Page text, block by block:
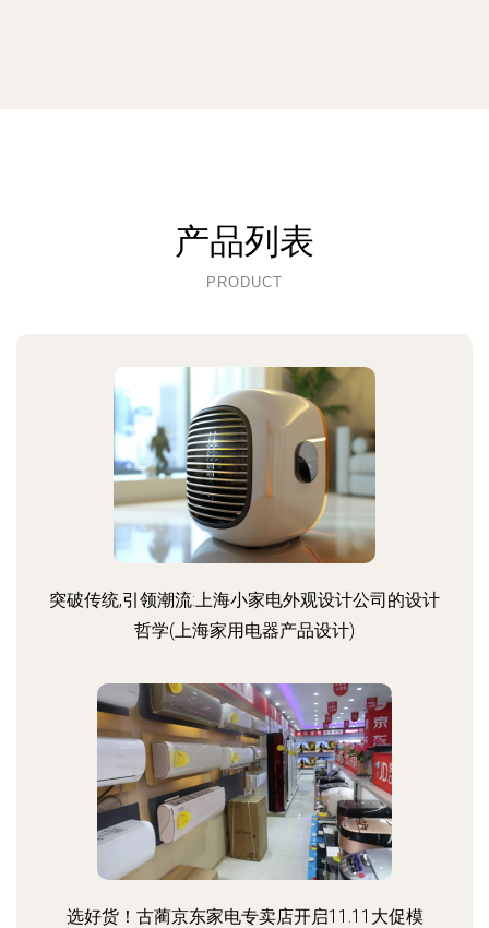
产品列表
PRODUCT
突破传统,引领潮流:上海小家电外观设计公司的设计
哲学(上海家用电器产品设计)
选好货！古蔺京东家电专卖店开启11.11大促模